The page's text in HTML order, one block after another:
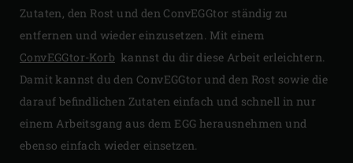
Zutaten, den Rost und den ConvEGGtor ständig zu
entfernen und wieder einzusetzen. Mit einem
ConvEGGtor-Korb kannst du dir diese Arbeit erleichtern.
Damit kannst du den ConvEGGtor und den Rost sowie die
darauf befindlichen Zutaten einfach und schnell in nur
einem Arbeitsgang aus dem EGG herausnehmen und
ebenso einfach wieder einsetzen.